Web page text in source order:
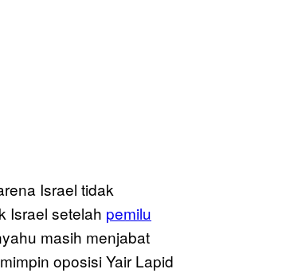
Israel tidak
Israel setelah pemilu
masih menjabat
oposisi Yair Lapid